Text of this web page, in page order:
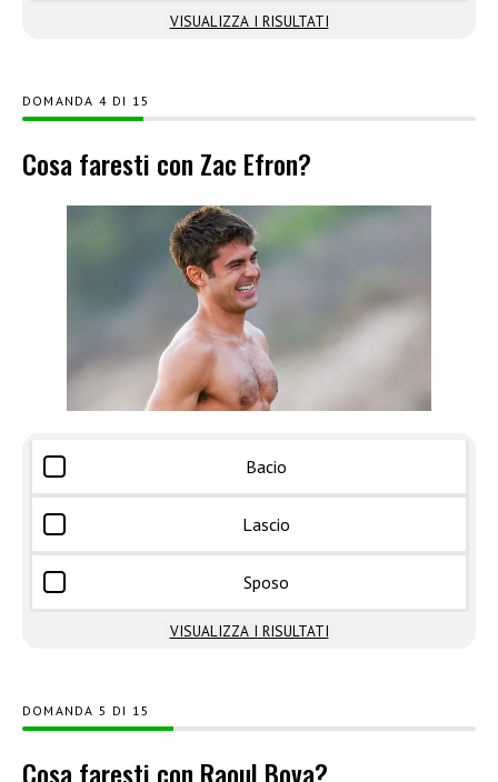
VISUALIZZA I RISULTATI
DOMANDA DI 15
Cosa faresti con Zac Efron?
Bacio
Lascio
Sposo
VISUALIZZA I RISULTATI
DOMANDA DI 15
Cosa faresti con Raoul Bova?